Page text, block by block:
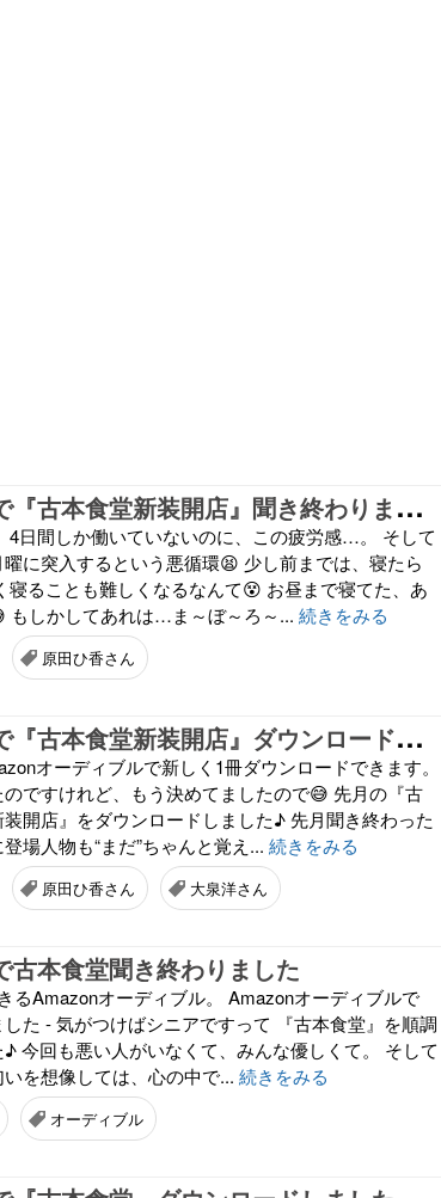
A
mazonオーディブルで『古本食堂新装開店』聞き終わりました
4日間しか働いていないのに、この疲労感…。 そして
に突入するという悪循環😫 少し前までは、寝たら
寝ることも難しくなるなんて😵 お昼まで寝てた、あ
もしかしてあれは…ま～ぼ～ろ～... 続きをみる
原田ひ香さん
A
mazonオーディブルで『古本食堂新装開店』ダウンロードしました
オーディブルで新しく1冊ダウンロードできます。
ですけれど、もう決めてましたので😅 先月の『古
開店』をダウンロードしました♪ 先月聞き終わった
場人物も“まだ”ちゃんと覚え... 続きをみる
原田ひ香さん 大泉洋さん
本食堂聞き終わりました
るAmazonオーディブル。 Amazonオーディブルで
した - 気がつけばシニアですって 『古本食堂』を順調
今回も悪い人がいなくて、みんな優しくて。 そして
を想像しては、心の中で... 続きをみる
オーディブル